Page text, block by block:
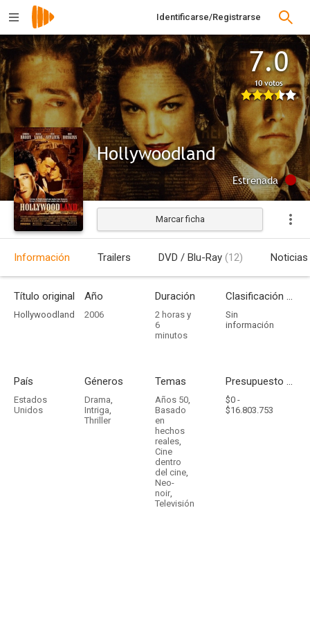
Identificarse/Registrarse
7.0
10 votos
Hollywoodland
Estrenada
Marcar ficha
Información Trailers DVD / Blu-Ray (12) Noticias
Título original
Hollywoodland
Año
2006
Duración
2 horas y
6
minutos
Clasificación por edades
Sin
información
País
Estados
Unidos
Géneros
Drama,
Intriga,
Thriller
Temas
Años 50,
Basado
en
hechos
reales,
Cine
dentro
del cine,
Neo-
noir,
Televisión
Presupuesto - Ingresos
$0 -
$16.803.753